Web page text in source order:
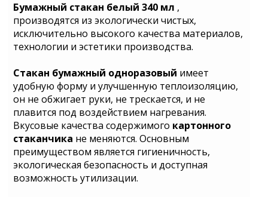
Бумажный стакан белый 340 мл ,
производятся из экологически чистых,
исключительно высокого качества материалов,
технологии и эстетики производства.
Стакан бумажный одноразовый имеет
удобную форму и улучшенную теплоизоляцию,
он не обжигает руки, не трескается, и не
плавится под воздействием нагревания.
Вкусовые качества содержимого картонного
стаканчика не меняются. Основным
преимуществом является гигиеничность,
экологическая безопасность и доступная
возможность утилизации.